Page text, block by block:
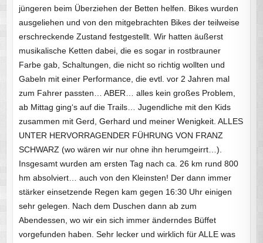
jüngeren beim Überziehen der Betten helfen. Bikes wurden
ausgeliehen und von den mitgebrachten Bikes der teilweise
erschreckende Zustand festgestellt. Wir hatten äußerst
musikalische Ketten dabei, die es sogar in rostbrauner
Farbe gab, Schaltungen, die nicht so richtig wollten und
Gabeln mit einer Performance, die evtl. vor 2 Jahren mal
zum Fahrer passten… ABER… alles kein großes Problem,
ab Mittag ging‘s auf die Trails… Jugendliche mit den Kids
zusammen mit Gerd, Gerhard und meiner Wenigkeit. ALLES
UNTER HERVORRAGENDER FÜHRUNG VON FRANZ
SCHWARZ (wo wären wir nur ohne ihn herumgeirrt…).
Insgesamt wurden am ersten Tag nach ca. 26 km rund 800
hm absolviert… auch von den Kleinsten! Der dann immer
stärker einsetzende Regen kam gegen 16:30 Uhr einigen
sehr gelegen. Nach dem Duschen dann ab zum
Abendessen, wo wir ein sich immer änderndes Büffet
vorgefunden haben. Sehr lecker und wirklich für ALLE was